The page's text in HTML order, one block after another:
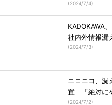
(2024/7/4)
KADOKAWA
社内外情報
(2024/7/3)
ニコニコ、漏
置 「絶対に
(2024/7/2)